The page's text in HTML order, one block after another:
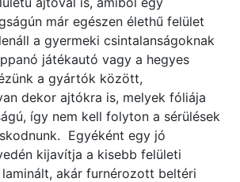
már egészen élethű felület
a gyermeki csintalanságoknak
játékautó vagy a hegyes
a gyártók között,
dekor ajtókra is, melyek fóliája
így nem kell folyton a sérülések
Egyéként egy jó
kijavítja a kisebb felületi
laminált, akár furnérozott beltéri